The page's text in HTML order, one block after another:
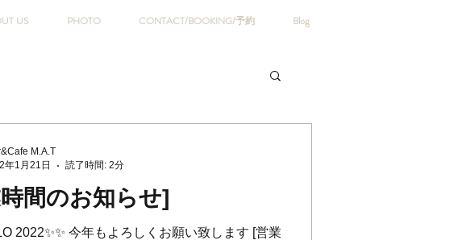
US PHOTO CONTACT/BOOKING/予約 Blog
間のお知らせ]
2022✨✨ 今年もよろしくお願い致します [営業
M.A.T
年1月21日
読了時間: 2分